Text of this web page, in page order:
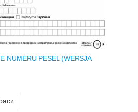
NUMERU PESEL (WERSJA